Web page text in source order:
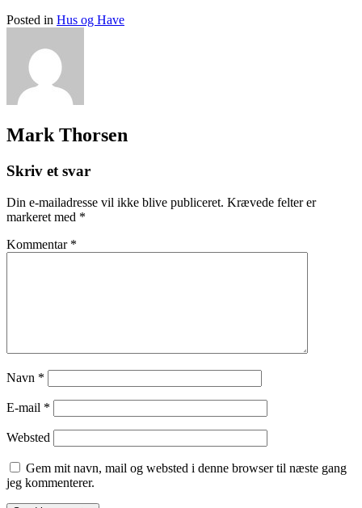
Posted in Hus og Have
Mark Thorsen
Skriv et svar
Din e-mailadresse vil ikke blive publiceret. Krævede felter er
markeret med *
Kommentar *
Navn *
E-mail *
Websted
Gem mit navn, mail og websted i denne browser til næste gang
jeg kommenterer.